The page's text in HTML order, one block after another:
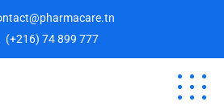
(+216) 74 899 777